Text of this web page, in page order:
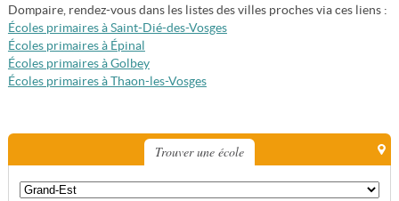
Dompaire, rendez-vous dans les listes des villes proches via ces liens :
Écoles primaires à Saint-Dié-des-Vosges
Écoles primaires à Épinal
Écoles primaires à Golbey
Écoles primaires à Thaon-les-Vosges
Trouver une école